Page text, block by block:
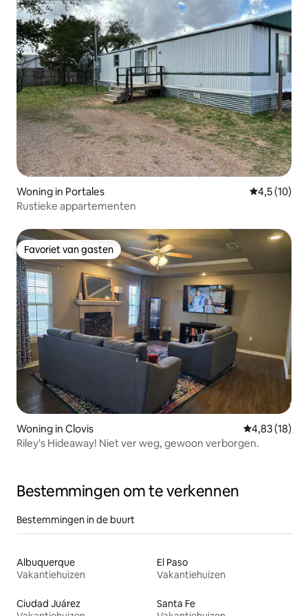
Woning in Portales
4,5 (10)
Rustieke appartementen
Favoriet van gasten
Favoriet van gasten
Woning in Clovis Gemiddelde
4,83 (18)
Riley's Hideaway! Niet ver weg, gewoon verborgen.
Bestemmingen om te verkennen
Bestemmingen in de buurt
Albuquerque
Vakantiehuizen
El Paso
Vakantiehuizen
Ciudad Juárez
Santa Fe